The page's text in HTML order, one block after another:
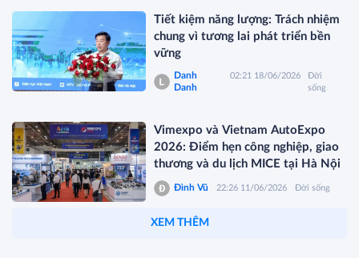
Tiết kiệm năng lượng: Trách nhiệm
chung vì tương lai phát triển bền
vững
Danh
Danh
02:21 18/06/2026
Đời
sống
Vimexpo và Vietnam AutoExpo
2026: Điểm hẹn công nghiệp, giao
thương và du lịch MICE tại Hà Nội
Đình Vũ 22:26 11/06/2026 Đời sống
XEM THÊM